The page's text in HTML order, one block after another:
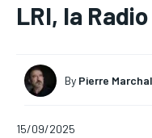
LRI, la
By Pierre Marchal
15/09/2025